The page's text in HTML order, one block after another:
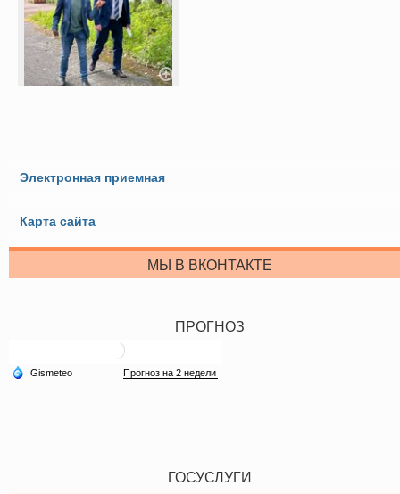
Электронная приемная
Карта сайта
МЫ В ВКОНТАКТЕ
ПРОГНОЗ
ГОСУСЛУГИ